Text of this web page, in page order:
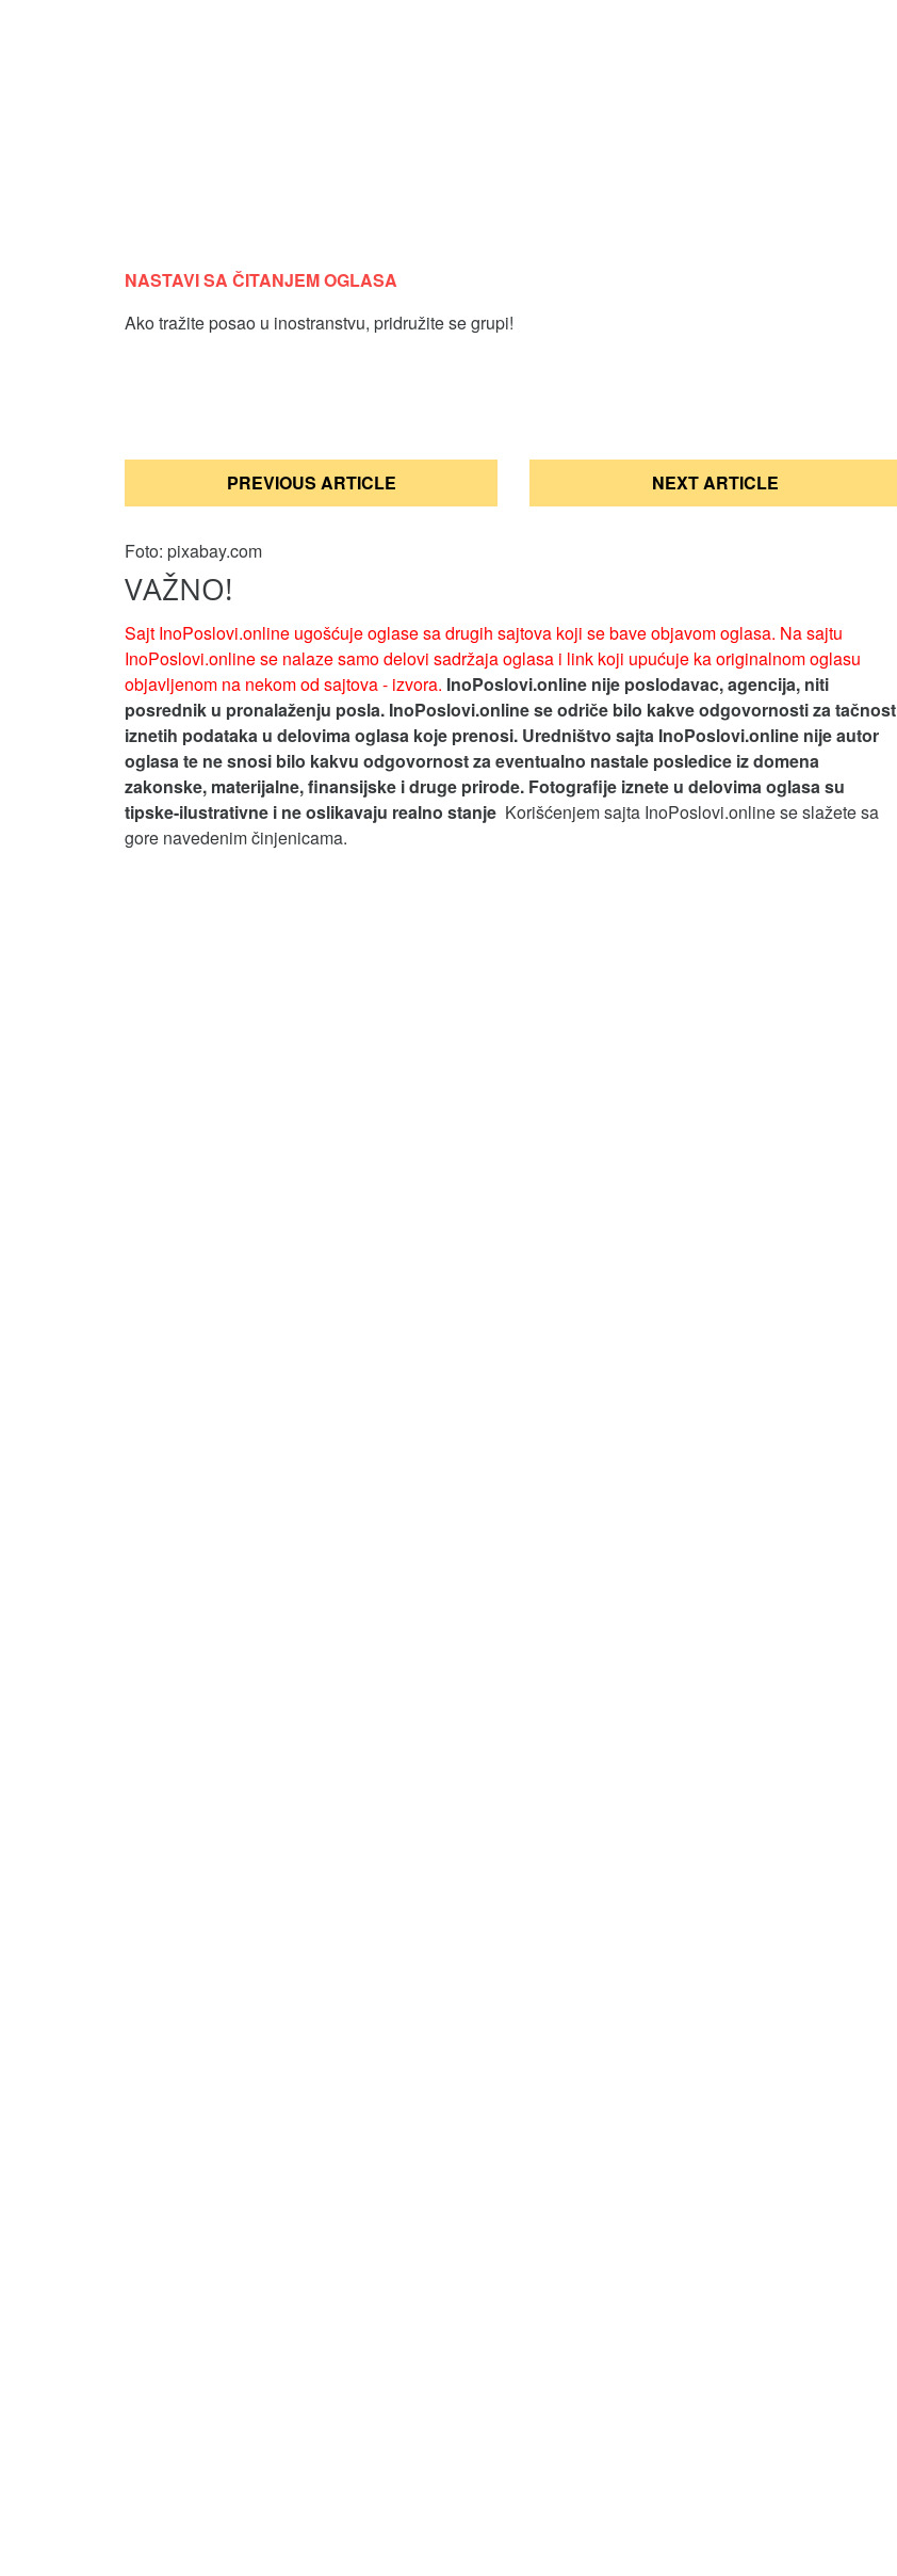
NASTAVI SA ČITANJEM OGLASA
Ako tražite posao u inostranstvu, pridružite se grupi!
Кретање
PREVIOUS ARTICLE NEXT ARTICLE
Foto: pixabay.com
VAŽNO!
Sajt InoPoslovi.online ugošćuje oglase sa drugih sajtova koji se bave objavom oglasa. Na sajtu
InoPoslovi.online se nalaze samo delovi sadržaja oglasa i link koji upućuje ka originalnom oglasu
objavljenom na nekom od sajtova - izvora. InoPoslovi.online nije poslodavac, agencija, niti
posrednik u pronalaženju posla. InoPoslovi.online se odriče bilo kakve odgovornosti za tačnost
iznetih podataka u delovima oglasa koje prenosi. Uredništvo sajta InoPoslovi.online nije autor
oglasa te ne snosi bilo kakvu odgovornost za eventualno nastale posledice iz domena
zakonske, materijalne, finansijske i druge prirode. Fotografije iznete u delovima oglasa su
tipske-ilustrativne i ne oslikavaju realno stanje Korišćenjem sajta InoPoslovi.online se slažete sa
gore navedenim činjenicama.